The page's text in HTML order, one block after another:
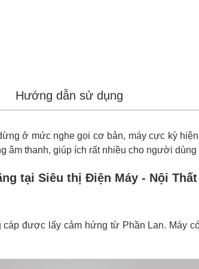
Hướng dẫn sử dụng
ở mức nghe gọi cơ bản, máy cực kỳ
âm thanh, giúp ích rất nhiều cho người
tại Siêu thị Điện Máy - Nội
được lấy cảm hứng từ Phần Lan. Máy